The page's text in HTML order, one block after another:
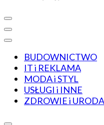
BUDOWNICTWO
IT i REKLAMA
MODA i STYL
USŁUGI i INNE
ZDROWIE i URODA